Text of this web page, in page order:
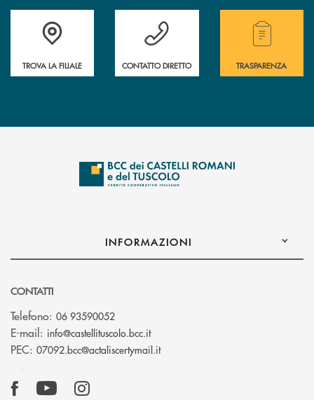
Accedi all' elenco completo delle filiali della Bcc.
TROVA LA FILIALE
Hai bisogno di assistenza immediata?
CONTATTO DIRETTO
Hai bisogno di
TRASPARENZA
INFORMAZIONI
CONTATTI
Telefono: 06 93590052
E-mail: info@castellituscolo.bcc.it(si apre l’app di posta elettronica)
PEC: 07092.bcc@actaliscertymail.it(si apre l’app di posta